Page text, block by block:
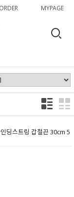
ORDER MYPAGE
딩스트링 갑철끈 30cm 5